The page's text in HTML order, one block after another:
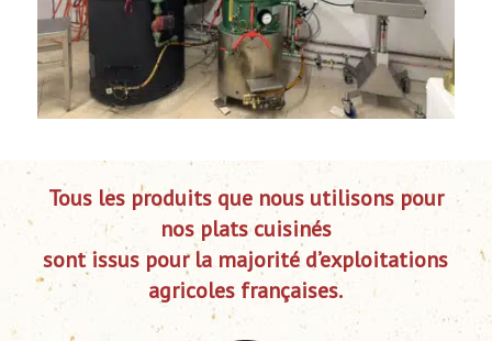
Tous les produits que nous utilisons pour
nos plats cuisinés
sont issus pour la majorité d’exploitations
agricoles françaises.